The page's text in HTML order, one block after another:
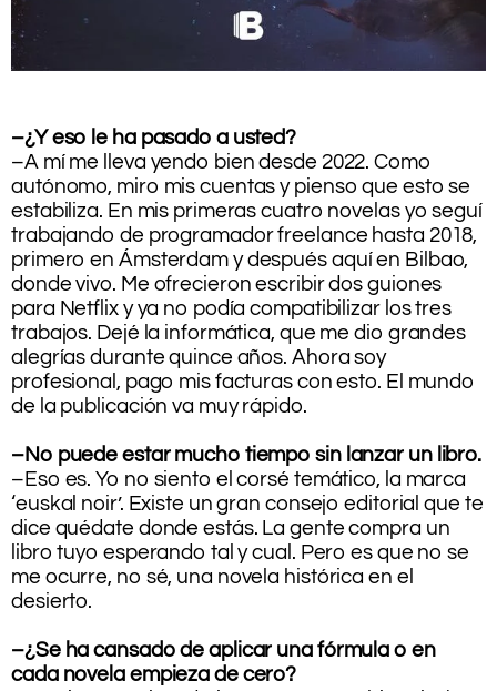
–¿Y eso le ha pasado a usted?
–A mí me lleva yendo bien desde 2022. Como
autónomo, miro mis cuentas y pienso que esto se
estabiliza. En mis primeras cuatro novelas yo seguí
trabajando de programador freelance hasta 2018,
primero en Ámsterdam y después aquí en Bilbao,
donde vivo. Me ofrecieron escribir dos guiones
para Netflix y ya no podía compatibilizar los tres
trabajos. Dejé la informática, que me dio grandes
alegrías durante quince años. Ahora soy
profesional, pago mis facturas con esto. El mundo
de la publicación va muy rápido.
–No puede estar mucho tiempo sin lanzar un libro.
–Eso es. Yo no siento el corsé temático, la marca
‘euskal noir’. Existe un gran consejo editorial que te
dice quédate donde estás. La gente compra un
libro tuyo esperando tal y cual. Pero es que no se
me ocurre, no sé, una novela histórica en el
desierto.
–¿Se ha cansado de aplicar una fórmula o en
cada novela empieza de cero?